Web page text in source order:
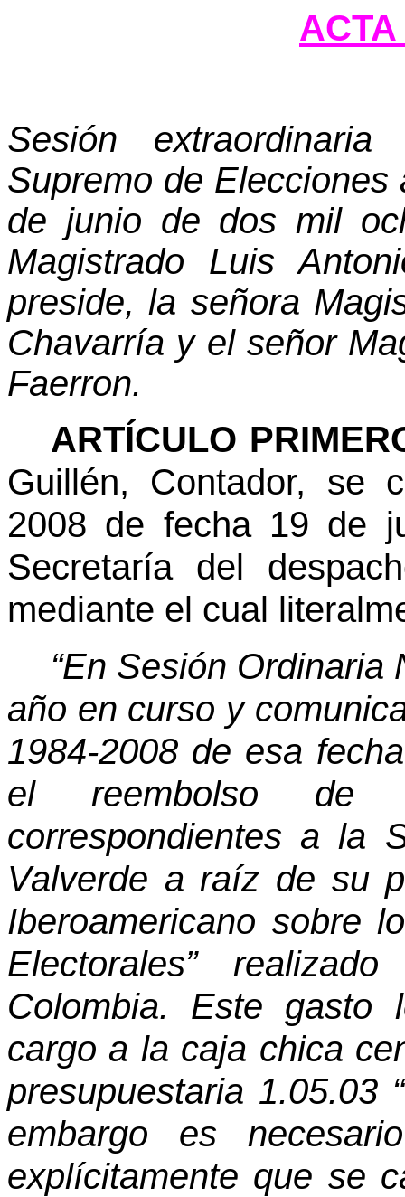
ACTA
Sesión
Supremo de
de junio de dos mil
Magistrado Luis
preside, la señora
Chavarría y el señor
Faerron.
ARTÍCULO
Guillén, Contador, se
2008 de fecha 19 de
Secretaría del
mediante el cual
“En Sesión Ordinaria
año en curso y
1984-2008 de esa
el reembolso de
correspondientes a la
Valverde a raíz de su
Iberoamericano sobre
Electorales”
Colombia. Este gasto
cargo a la caja chica
presupuestaria 1.05.03
embargo es
explícitamente que se